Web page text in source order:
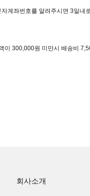
계좌번호를 알려주시면 3일내
300,000원 미만시 배송비
회사소개